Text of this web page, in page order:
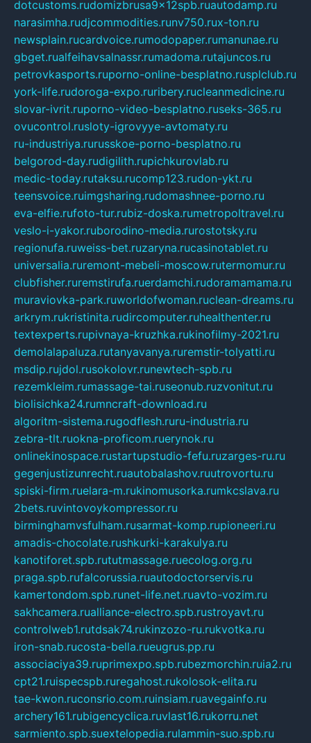
dotcustoms.rudomizbrusa9x12spb.ruautodamp.ru
narasimha.rudjcommodities.runv750.rux-ton.ru
newsplain.rucardvoice.rumodopaper.rumanunae.ru
gbget.rualfeihavsalnassr.rumadoma.rutajuncos.ru
petrovkasports.ruporno-online-besplatno.rusplclub.ru
york-life.rudoroga-expo.ruribery.rucleanmedicine.ru
slovar-ivrit.ruporno-video-besplatno.ruseks-365.ru
ovucontrol.rusloty-igrovyye-avtomaty.ru
ru-industriya.rurusskoe-porno-besplatno.ru
belgorod-day.rudigilith.rupichkurovlab.ru
medic-today.rutaksu.rucomp123.rudon-ykt.ru
teensvoice.ruimgsharing.rudomashnee-porno.ru
eva-elfie.rufoto-tur.rubiz-doska.rumetropoltravel.ru
veslo-i-yakor.ruborodino-media.rurostotsky.ru
regionufa.ruweiss-bet.ruzaryna.rucasinotablet.ru
universalia.ruremont-mebeli-moscow.rutermomur.ru
clubfisher.ruremstirufa.ruerdamchi.rudoramamama.ru
muraviovka-park.ruworldofwoman.ruclean-dreams.ru
arkrym.rukristinita.rudircomputer.ruhealthenter.ru
textexperts.rupivnaya-kruzhka.rukinofilmy-2021.ru
demolalapaluza.rutanyavanya.ruremstir-tolyatti.ru
msdip.rujdol.rusokolovr.runewtech-spb.ru
rezemkleim.rumassage-tai.ruseonub.ruzvonitut.ru
biolisichka24.rumncraft-download.ru
algoritm-sistema.rugodflesh.ruru-industria.ru
zebra-tlt.ruokna-proficom.ruerynok.ru
onlinekinospace.rustartupstudio-fefu.ruzarges-ru.ru
gegenjustizunrecht.ruautobalashov.ruutrovortu.ru
spiski-firm.ruelara-m.rukinomusorka.rumkcslava.ru
2bets.ruvintovoykompressor.ru
birminghamvsfulham.rusarmat-komp.rupioneeri.ru
amadis-chocolate.rushkurki-karakulya.ru
kanotiforet.spb.rututmassage.ruecolog.org.ru
praga.spb.rufalcorussia.ruautodoctorservis.ru
kamertondom.spb.runet-life.net.ruavto-vozim.ru
sakhcamera.rualliance-electro.spb.rustroyavt.ru
controlweb1.rutdsak74.rukinzozo-ru.rukvotka.ru
iron-snab.rucosta-bella.rueugrus.pp.ru
associaciya39.ruprimexpo.spb.rubezmorchin.ruia2.ru
cpt21.ruispecspb.ruregahost.rukolosok-elita.ru
tae-kwon.ruconsrio.com.ruinsiam.ruavegainfo.ru
archery161.rubigencyclica.ruvlast16.rukorru.net
sarmiento.spb.suextelopedia.rulammin-suo.spb.ru